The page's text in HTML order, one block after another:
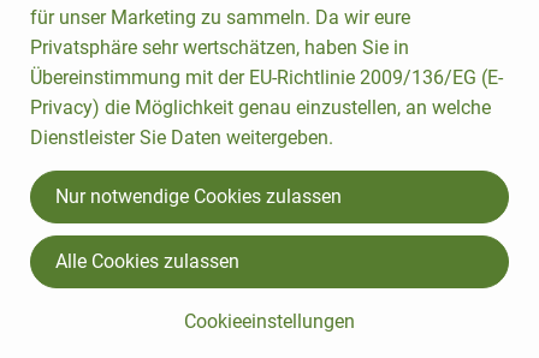
1 Stk
Peperoni
Auswahl ändern
26,99 € /kg
Artikelanzahl
Gesamtpreis:ca. 0,81 €
für unser Marketing zu sammeln. Da wir eure
Privatsphäre sehr wertschätzen, haben Sie in
Übereinstimmung mit der EU-Richtlinie 2009/136/EG (E-
Privacy) die Möglichkeit genau einzustellen, an welche
Dienstleister Sie Daten weitergeben.
Cookieeinstellungen
Nur notwendige Cookies zulassen
Alle Cookies zulassen